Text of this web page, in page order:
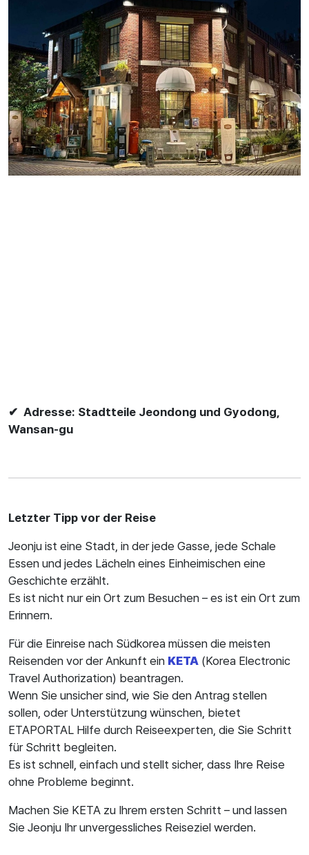
✔ Adresse: Stadtteile Jeondong und Gyodong,
Wansan-gu
Letzter Tipp vor der Reise
Jeonju ist eine Stadt, in der jede Gasse, jede Schale
Essen und jedes Lächeln eines Einheimischen eine
Geschichte erzählt.
Es ist nicht nur ein Ort zum Besuchen – es ist ein Ort zum
Erinnern.
Für die Einreise nach Südkorea müssen die meisten
Reisenden vor der Ankunft ein KETA (Korea Electronic
Travel Authorization) beantragen.
Wenn Sie unsicher sind, wie Sie den Antrag stellen
sollen, oder Unterstützung wünschen, bietet
ETAPORTAL Hilfe durch Reiseexperten, die Sie Schritt
für Schritt begleiten.
Es ist schnell, einfach und stellt sicher, dass Ihre Reise
ohne Probleme beginnt.
Machen Sie KETA zu Ihrem ersten Schritt – und lassen
Sie Jeonju Ihr unvergessliches Reiseziel werden.